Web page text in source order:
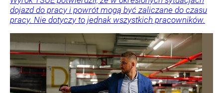
dojazd do pracy i powrót mogą być zaliczane do czasu
pracy. Nie dotyczy to jednak wszystkich pracowników.